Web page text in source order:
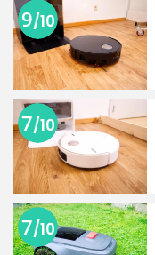
9/10
7/10
7/10